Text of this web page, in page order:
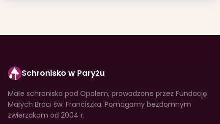
Schronisko w Paryżu
Małe schronisko pod Opolem, prowadzone przez Fundację
Małych Braci św. Franciszka. Pomagamy bezdomnym
zwierzakom od 2004 r.